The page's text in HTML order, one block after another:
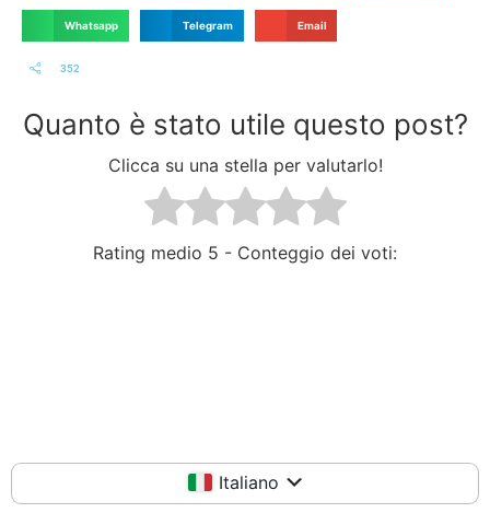
Whatsapp Telegram Email
352
Quanto è stato utile questo post?
Clicca su una stella per valutarlo!
Rating medio 5 - Conteggio dei voti:
Italiano